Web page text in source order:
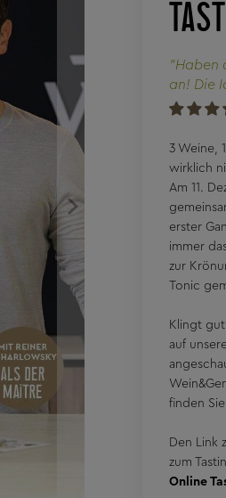
"Haben
an! Die
Tempo
3 Weine,
wirklich
Am 11.
erster
immer
zur
Tonic
Klingt
auf
finden
Den Link
zum
Online